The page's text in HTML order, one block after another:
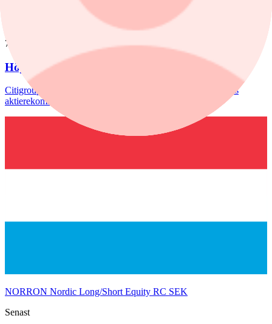
Aktierekommendationer
7 augusti, 08:39
Höjd riktkurs för Nibe
Citigroup sänker riktkursen för Novo Nordisk. Här är dagens
aktierekommendationer.
NORRON Nordic Long/Short Equity RC SEK
Senast